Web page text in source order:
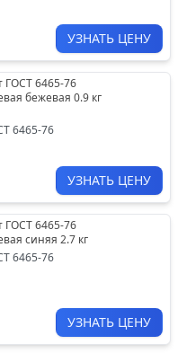
УЗНАТЬ ЦЕНУ
ГОСТ 6465-76
бежевая 0.9 кг
6465-76
УЗНАТЬ ЦЕНУ
ГОСТ 6465-76
синяя 2.7 кг
6465-76
УЗНАТЬ ЦЕНУ